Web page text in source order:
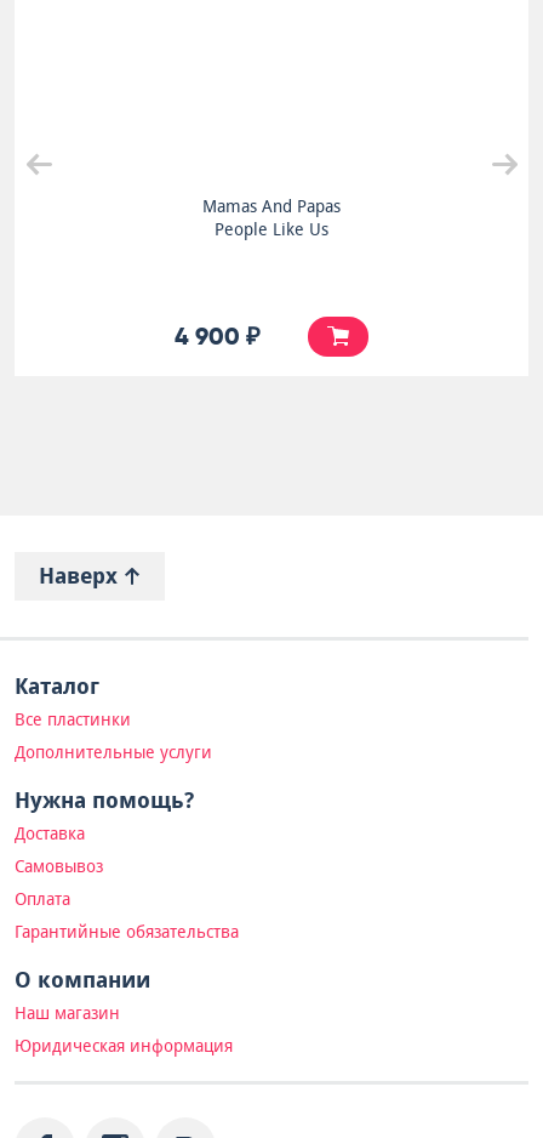
Mamas And Papas
People Like Us
4 900 ₽
Наверх
Каталог
Все пластинки
Дополнительные услуги
Нужна помощь?
Доставка
Самовывоз
Оплата
Гарантийные обязательства
О компании
Наш магазин
Юридическая информация